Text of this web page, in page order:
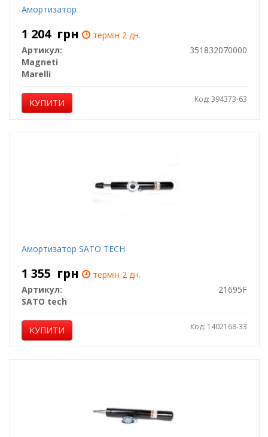
Амортизатор
1 204 грн
термін 2 дн.
Артикул:
351832070000
Magneti
Marelli
КУПИТИ Код: 394373-63
Амортизатор SATO TECH
1 355 грн
термін 2 дн.
Артикул:
21695F
SATO tech
КУПИТИ Код: 1402168-33